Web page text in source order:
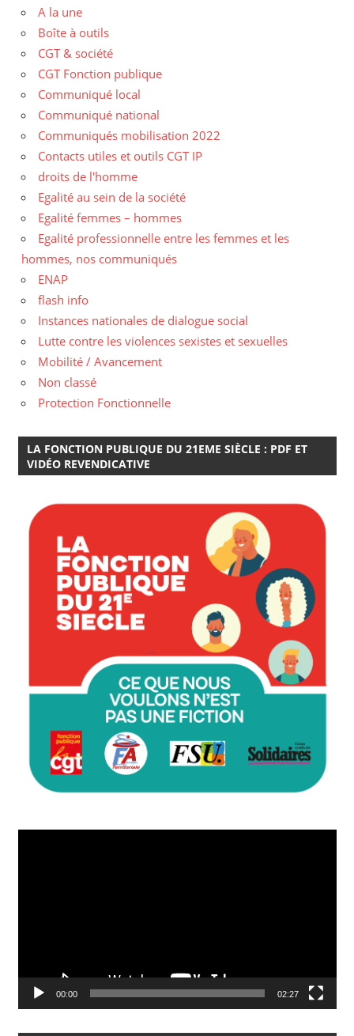
A la une
Boîte à outils
CGT & société
CGT Fonction publique
Communiqué local
Communiqué national
Communiqués mobilisation 2022
Contacts utiles et outils CGT IP
droits de l'homme
Egalité au sein de la société
Egalité femmes – hommes
Egalité professionnelle entre les femmes et les
hommes, nos communiqués
ENAP
flash info
Instances nationales de dialogue social
Lutte contre les violences sexistes et sexuelles
Mobilité / Avancement
Non classé
Protection Fonctionnelle
LA FONCTION PUBLIQUE DU 21EME SIÈCLE : PDF ET
VIDÉO REVENDICATIVE
00:00 02:27